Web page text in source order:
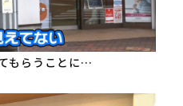
もらうことに…